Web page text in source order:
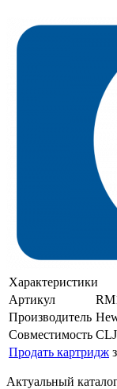
Характеристики
Артикул
Производитель
Совместимость
Продать картридж
Актуальный